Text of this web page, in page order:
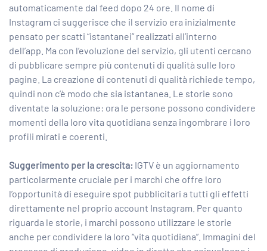
automaticamente dal feed dopo 24 ore. Il nome di
Instagram ci suggerisce che il servizio era inizialmente
pensato per scatti “istantanei” realizzati all’interno
dell’app. Ma con l’evoluzione del servizio, gli utenti cercano
di pubblicare sempre più contenuti di qualità sulle loro
pagine. La creazione di contenuti di qualità richiede tempo,
quindi non c’è modo che sia istantanea. Le storie sono
diventate la soluzione: ora le persone possono condividere
momenti della loro vita quotidiana senza ingombrare i loro
profili mirati e coerenti.
Suggerimento per la crescita: IGTV è un aggiornamento
particolarmente cruciale per i marchi che offre loro
l’opportunità di eseguire spot pubblicitari a tutti gli effetti
direttamente nel proprio account Instagram. Per quanto
riguarda le storie, i marchi possono utilizzare le storie
anche per condividere la loro “vita quotidiana”. Immagini del